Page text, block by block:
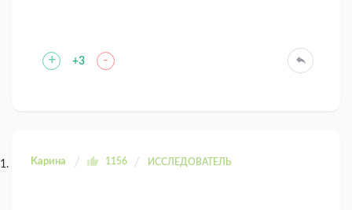
+ +3 -
Kaрина 1156 ИССЛЕДОВАТЕЛЬ